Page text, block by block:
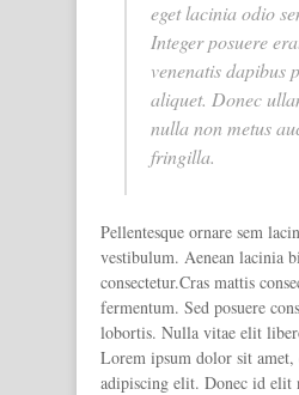
eget lacinia odio
Integer posuere
venenatis dapibus
aliquet. Donec
nulla non metus
fringilla.
Pellentesque ornare sem
vestibulum. Aenean lacinia
consectetur.Cras mattis
fermentum. Sed posuere
lobortis. Nulla vitae elit
Lorem ipsum dolor sit amet,
adipiscing elit. Donec id elit